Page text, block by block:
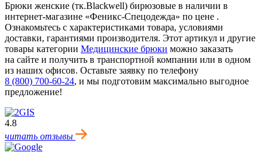
Брюки женские (тк.Blackwell) бирюзовые в наличии в
интернет-магазине «Феникс-Спецодежда» по цене .
Ознакомьтесь с характеристиками товара, условиями
доставки, гарантиями производителя. Этот артикул и другие
товары категории Медицинские брюки можно заказать
на сайте и получить в транспортной компании или в одном
из наших офисов. Оставьте заявку по телефону
8 (800) 700-60-24, и мы подготовим максимально выгодное
предложение!
4.8
читать отзывы